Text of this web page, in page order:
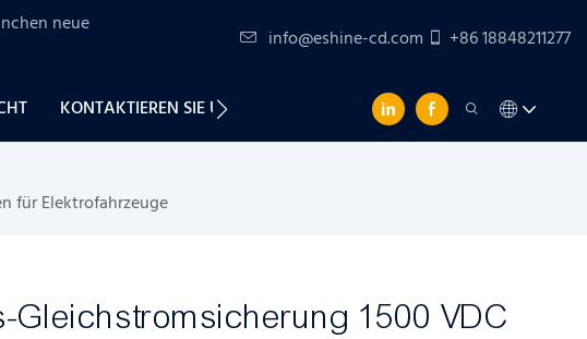
neue
info@eshine-cd.com +86 18848211277
KONTAKTIEREN SIE UNS
für Elektrofahrzeuge
Gleichstromsicherung 1500 VDC